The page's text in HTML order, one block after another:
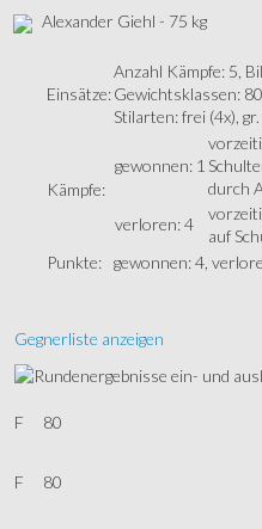
Alexander Giehl - 75 kg
Einsätze:
Anzahl Kämpfe: 5,
Gewichtsklassen:
Stilarten: frei (4x), gr.
Kämpfe:
gewonnen: 1
durch
verloren: 4
auf
Punkte: gewonnen: 4,
Gegnerliste anzeigen
F
80
F 80